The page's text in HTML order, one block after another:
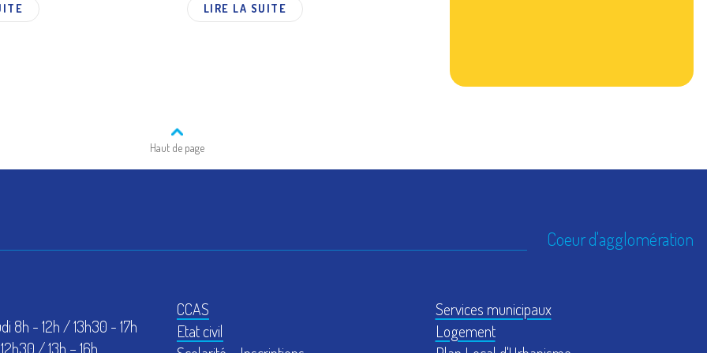
LIRE LA SUITE
Haut de page
Coeur d'agglomération
8h - 12h / 13h30 - 17h
/ 13h – 16h
CCAS
Etat civil
Services municipaux
Logement